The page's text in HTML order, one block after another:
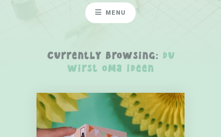
MENU
Currently Browsing: du
wirst oma ideen